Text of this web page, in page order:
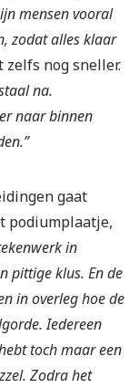
mensen vooral
zodat alles klaar
nog sneller.
na.
naar binnen
gaat
podiumplaatje,
in
pittige klus. En de
in overleg hoe de
Iedereen
toch maar een
Zodra het